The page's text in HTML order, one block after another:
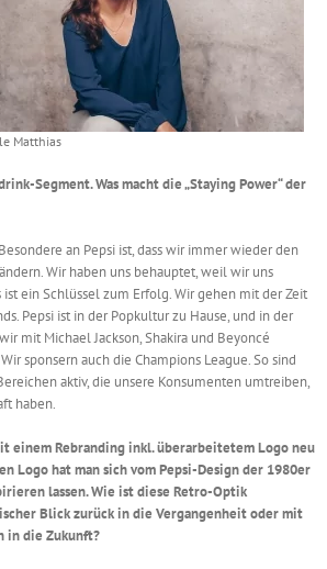
Matthias
Segment. Was macht die „Staying Power“ der
an Pepsi ist, dass wir immer wieder den
Wir haben uns behauptet, weil wir uns
ein Schlüssel zum Erfolg. Wir gehen mit der Zeit
Pepsi ist in der Popkultur zu Hause, und in der
mit Michael Jackson, Shakira und Beyoncé
sponsern auch die Champions League. So sind
aktiv, die unsere Konsumenten umtreiben,
haben.
einem Rebranding inkl. überarbeitetem Logo neu
Logo hat man sich vom Pepsi-Design der 1980er
lassen. Wie ist diese Retro-Optik
Blick zurück in die Vergangenheit oder mit
in die Zukunft?